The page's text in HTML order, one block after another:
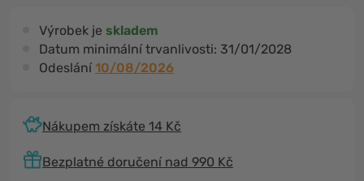
Výrobek je skladem
Datum minimální trvanlivosti: 31/01/2028
Odeslání10/08/2026
Nákupem získáte 14 Kč
Bezplatné doručení nad 990 Kč